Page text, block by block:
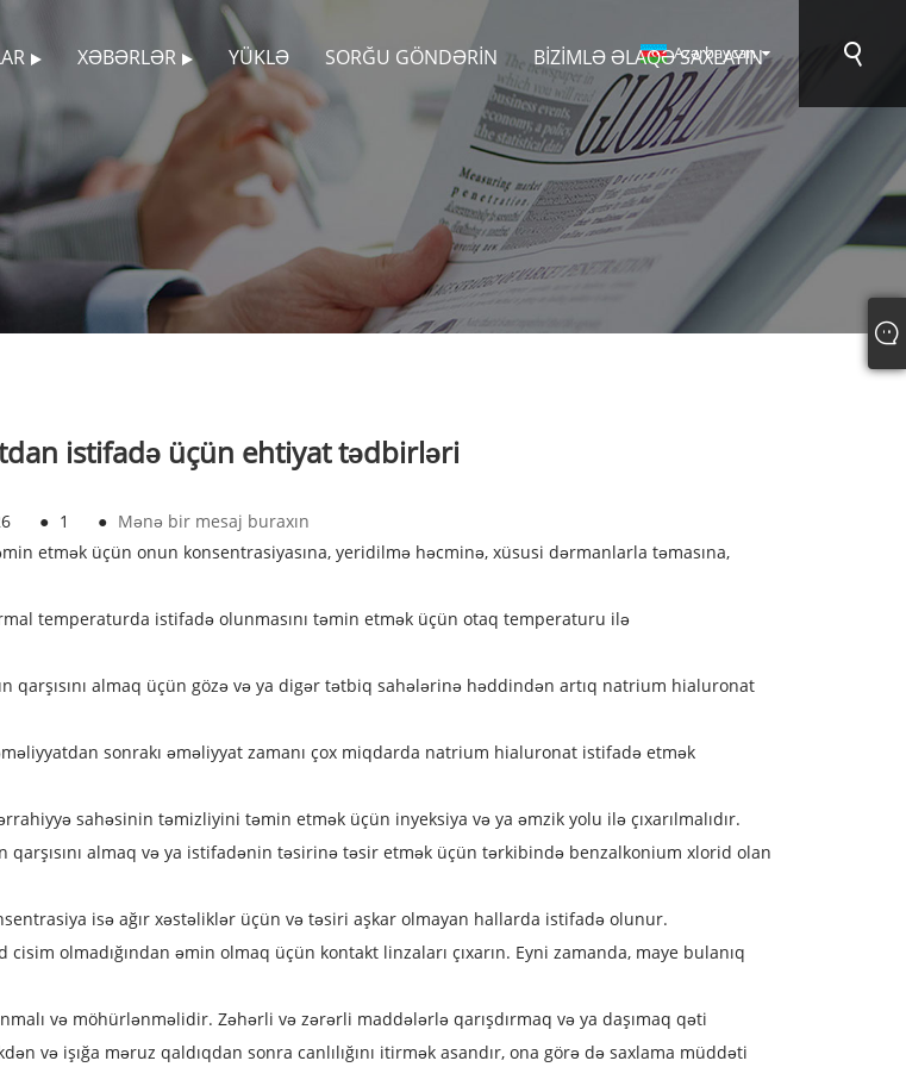
XƏBƏRLƏR YÜKLƏ SORĞU GÖNDƏRIN BIZIMLƏ ƏLAQƏ SAXLAYIN
Azərbaycan
istifadə üçün ehtiyat tədbirləri
● 1 ● Mənə bir mesaj buraxın
etmək üçün onun konsentrasiyasına, yeridilmə həcminə, xüsusi dərmanlarla təmasına,
temperaturda istifadə olunmasını təmin etmək üçün otaq temperaturu ilə
qarşısını almaq üçün gözə və ya digər tətbiq sahələrinə həddindən artıq natrium hialuronat
sonrakı əməliyyat zamanı çox miqdarda natrium hialuronat istifadə etmək
sahəsinin təmizliyini təmin etmək üçün inyeksiya və ya əmzik yolu ilə çıxarılmalıdır.
almaq və ya istifadənin təsirinə təsir etmək üçün tərkibində benzalkonium xlorid olan
isə ağır xəstəliklər üçün və təsiri aşkar olmayan hallarda istifadə olunur.
olmadığından əmin olmaq üçün kontakt linzaları çıxarın. Eyni zamanda, maye bulanıq
və möhürlənməlidir. Zəhərli və zərərli maddələrlə qarışdırmaq və ya daşımaq qəti
və işığa məruz qaldıqdan sonra canlılığını itirmək asandır, ona görə də saxlama müddəti